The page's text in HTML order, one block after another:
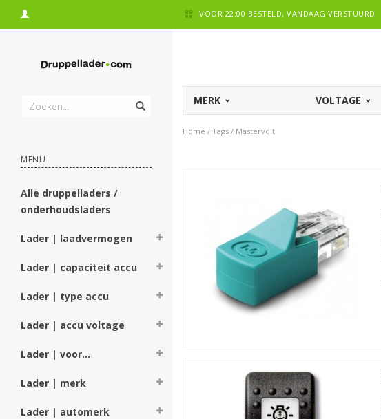
VOOR 22:00 BESTELD, VANDAAG VERSTUURD
MENU
Alle druppelladers /
onderhoudsladers
Lader | laadvermogen
Lader | capaciteit accu
Lader | type accu
Lader | accu voltage
Lader | voor...
Lader | merk
Lader | automerk
MERK VOLTAGE
Home / Tags / Mastervolt